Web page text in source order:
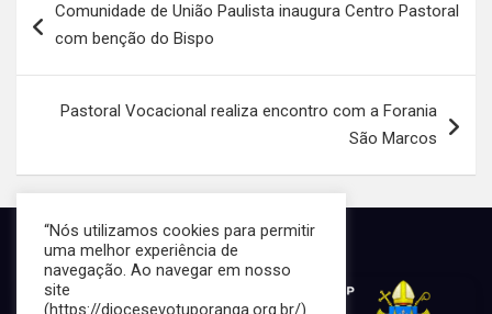
A
p
o
o
k
n
de
Comunidade de União Paulista inaugura Centro Pastoral
com benção do Bispo
Pastoral Vocacional realiza encontro com a Forania
São Marcos
“Nós utilizamos cookies para permitir
uma melhor experiência de
navegação. Ao navegar em nosso
site
(https://diocesevotuporanga.org.br/)